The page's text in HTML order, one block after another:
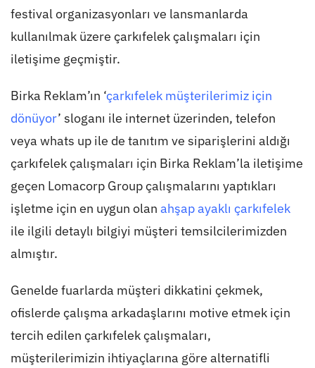
festival organizasyonları ve lansmanlarda
kullanılmak üzere çarkıfelek çalışmaları için
iletişime geçmiştir.
Birka Reklam’ın ‘çarkıfelek müşterilerimiz için
dönüyor’ sloganı ile internet üzerinden, telefon
veya whats up ile de tanıtım ve siparişlerini aldığı
çarkıfelek çalışmaları için Birka Reklam’la iletişime
geçen Lomacorp Group çalışmalarını yaptıkları
işletme için en uygun olan ahşap ayaklı çarkıfelek
ile ilgili detaylı bilgiyi müşteri temsilcilerimizden
almıştır.
Genelde fuarlarda müşteri dikkatini çekmek,
ofislerde çalışma arkadaşlarını motive etmek için
tercih edilen çarkıfelek çalışmaları,
müşterilerimizin ihtiyaçlarına göre alternatifli